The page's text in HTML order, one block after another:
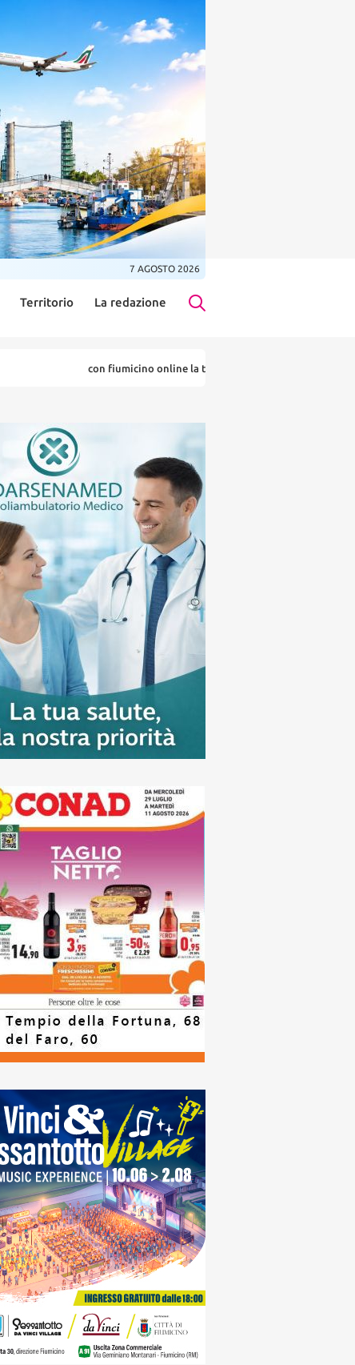
7 AGOSTO 2026
Territorio La redazione
con fiumicino online la tua citta' in un ... click